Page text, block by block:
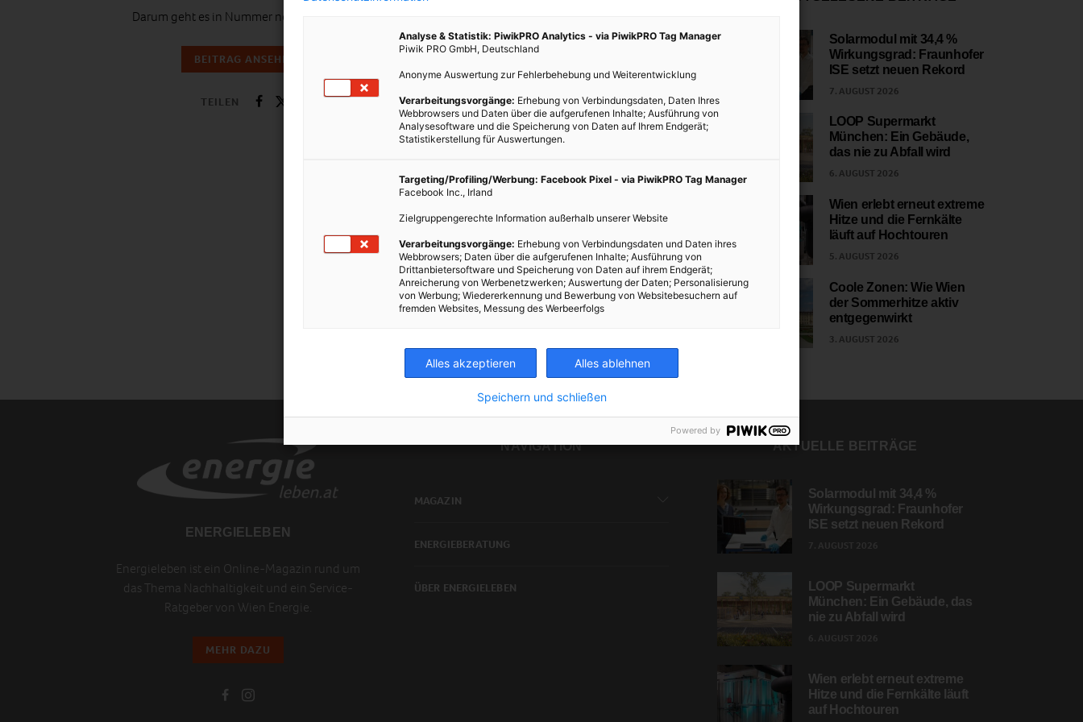
Darum geht es in Nummer neun und zehn.
BEITRAG ANSEHEN
TEILEN
Solarmodul mit 34,4 %
Wirkungsgrad: Fraunhofer
ISE setzt neuen Rekord
7. AUGUST 2026
LOOP Supermarkt
München: Ein Gebäude,
das nie zu Abfall wird
6. AUGUST 2026
Wien erlebt erneut extreme
Hitze und die Fernkälte
läuft auf Hochtouren
5. AUGUST 2026
Coole Zonen: Wie Wien
der Sommerhitze aktiv
entgegenwirkt
3. AUGUST 2026
ENERGIELEBEN
Energieleben ist ein Online-Magazin rund um
das Thema Nachhaltigkeit und ein Service-
Ratgeber von Wien Energie.
MEHR DAZU
NAVIGATION
MAGAZIN
ENERGIEBERATUNG
ÜBER ENERGIELEBEN
AKTUELLE BEITRÄGE
Solarmodul mit 34,4 %
Wirkungsgrad: Fraunhofer
ISE setzt neuen Rekord
LOOP Supermarkt
München: Ein Gebäude, das
nie zu Abfall wird
Wien erlebt erneut extreme
Hitze und die Fernkälte läuft
auf Hochtouren
Analyse & Statistik: PiwikPRO Analytics - via PiwikPRO Tag Manager
Piwik PRO GmbH, Deutschland
Anonyme Auswertung zur Fehlerbehebung und Weiterentwicklung
Verarbeitungsvorgänge: Erhebung von Verbindungsdaten, Daten Ihres
Webbrowsers und Daten über die aufgerufenen Inhalte; Ausführung von
Analysesoftware und die Speicherung von Daten auf Ihrem Endgerät;
Statistikerstellung für Auswertungen.
Targeting/Profiling/Werbung: Facebook Pixel - via PiwikPRO Tag Manager
Facebook Inc., Irland
Zielgruppengerechte Information außerhalb unserer Website
Verarbeitungsvorgänge: Erhebung von Verbindungsdaten und Daten ihres
Webbrowsers; Daten über die aufgerufenen Inhalte; Ausführung von
Drittanbietersoftware und Speicherung von Daten auf ihrem Endgerät;
Anreicherung von Werbenetzwerken; Auswertung der Daten; Personalisierung
von Werbung; Wiedererkennung und Bewerbung von Websitebesuchern auf
fremden Websites, Messung des Werbeerfolgs
Alles akzeptieren Alles ablehnen
Speichern und schließen
Powered by